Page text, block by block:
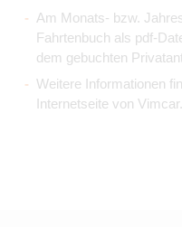
Am Monats- bzw.
Fahrtenbuch als pdf-
dem gebuchten
Weitere Informationen
Internetseite von Vimcar.